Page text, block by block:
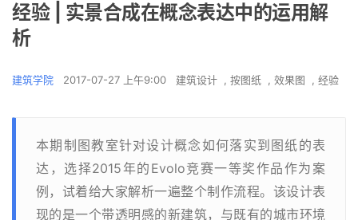
经验 | 实景合成在概念表达中的运用解
析
建筑学院 2017-07-27 上午9:00 建筑设计 , 按图纸 , 效果图 , 经验
本期制图教室针对设计概念如何落实到图纸的表
达，选择2015年的Evolo竞赛一等奖作品作为案
例，试着给大家解析一遍整个制作流程。该设计表
现的是一个带透明感的新建筑，与既有的城市环境